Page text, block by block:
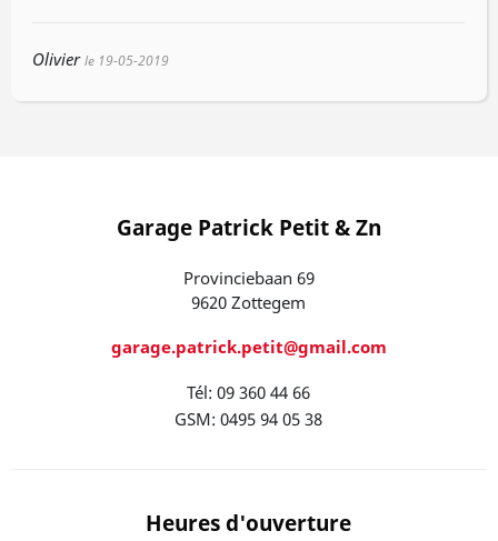
Olivierle 19-05-2019
Garage Patrick Petit & Zn
Provinciebaan 69
9620 Zottegem
garage.patrick.petit@gmail.com
Tél: 09 360 44 66
GSM: 0495 94 05 38
Heures d'ouverture